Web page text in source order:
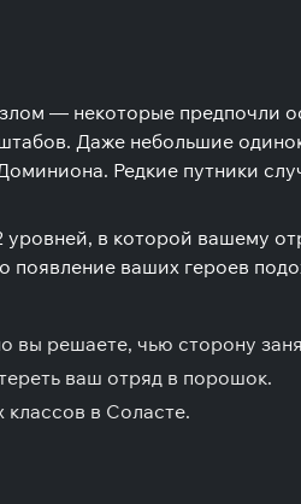
— некоторые предпочли
Даже небольшие
Редкие путники
в которой вашему
ваших героев
решаете, чью сторону
ваш отряд в порошок.
в Соласте.